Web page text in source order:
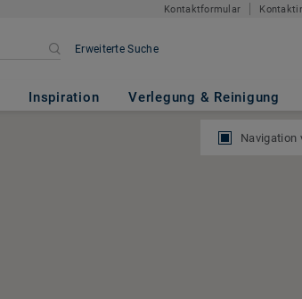
Kontaktformular
Erweiterte Suche
Inspiration Verlegung & Reinigung
Navigation